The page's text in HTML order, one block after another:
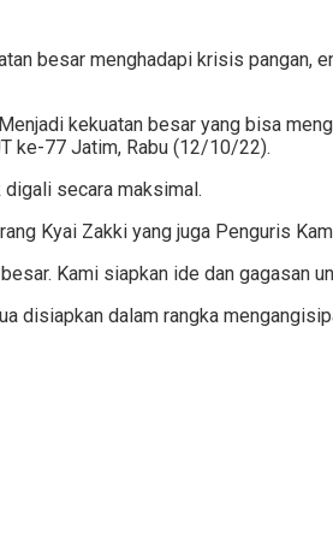
besar menghadapi krisis pangan,
kekuatan besar yang bisa
ke-77 Jatim, Rabu (12/10/22).
secara maksimal.
Kyai Zakki yang juga Penguris
Kami siapkan ide dan gagasan
disiapkan dalam rangka